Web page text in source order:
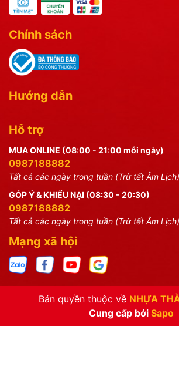
Chính sách
Hướng dẫn
Hỗ trợ
MUA ONLINE (08:00 - 21:00 mỗi ngày)
0987188882
Tất cả các ngày trong tuần (Trừ tết Âm Lịch)
GÓP Ý & KHIẾU NẠI (08:30 - 20:30)
0987188882
Tất cả các ngày trong tuần (Trừ tết Âm Lịch)
Mạng xã hội
Bản quyền thuộc về NHỰA
Cung cấp bởi Sapo